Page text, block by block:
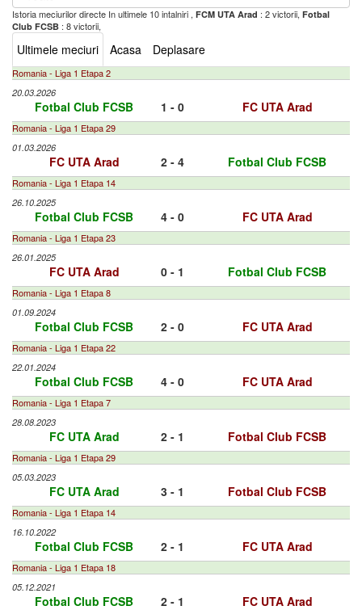
Istoria meciurilor directe In ultimele 10 intalniri , FCM UTA Arad : 2 victorii, Fotbal
Club FCSB : 8 victorii,
Ultimele meciuri Acasa Deplasare
Romania - Liga 1 Etapa 2
20.03.2026
Fotbal Club FCSB 1 - 0 FC UTA Arad
Romania - Liga 1 Etapa 29
01.03.2026
FC UTA Arad 2 - 4 Fotbal Club FCSB
Romania - Liga 1 Etapa 14
26.10.2025
Fotbal Club FCSB 4 - 0 FC UTA Arad
Romania - Liga 1 Etapa 23
26.01.2025
FC UTA Arad 0 - 1 Fotbal Club FCSB
Romania - Liga 1 Etapa 8
01.09.2024
Fotbal Club FCSB 2 - 0 FC UTA Arad
Romania - Liga 1 Etapa 22
22.01.2024
Fotbal Club FCSB 4 - 0 FC UTA Arad
Romania - Liga 1 Etapa 7
28.08.2023
FC UTA Arad 2 - 1 Fotbal Club FCSB
Romania - Liga 1 Etapa 29
05.03.2023
FC UTA Arad 3 - 1 Fotbal Club FCSB
Romania - Liga 1 Etapa 14
16.10.2022
Fotbal Club FCSB 2 - 1 FC UTA Arad
Romania - Liga 1 Etapa 18
05.12.2021
Fotbal Club FCSB 2 - 1 FC UTA Arad